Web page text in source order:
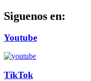
Siguenos en:
Youtube
TikTok